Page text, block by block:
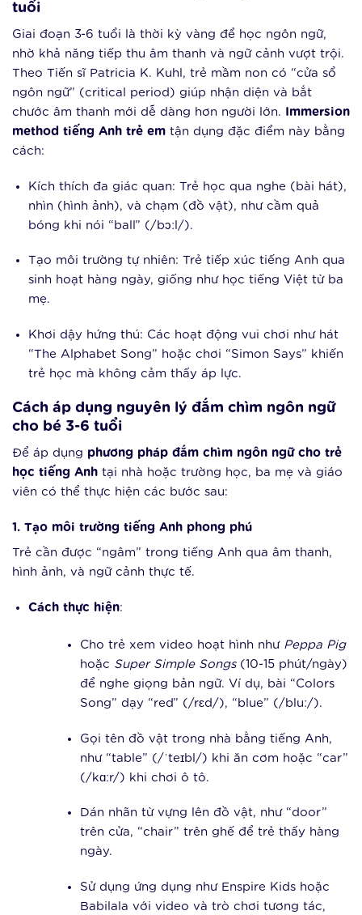
tuổi
Giai đoạn 3-6 tuổi là thời kỳ vàng để học ngôn ngữ,
nhờ khả năng tiếp thu âm thanh và ngữ cảnh vượt trội.
Theo Tiến sĩ Patricia K. Kuhl, trẻ mầm non có “cửa sổ
ngôn ngữ” (critical period) giúp nhận diện và bắt
chước âm thanh mới dễ dàng hơn người lớn. Immersion
method tiếng Anh trẻ em tận dụng đặc điểm này bằng
cách:
Kích thích đa giác quan: Trẻ học qua nghe (bài hát),
nhìn (hình ảnh), và chạm (đồ vật), như cầm quả
bóng khi nói “ball” (/bɔːl/).
Tạo môi trường tự nhiên: Trẻ tiếp xúc tiếng Anh qua
sinh hoạt hàng ngày, giống như học tiếng Việt từ ba
mẹ.
Khơi dậy hứng thú: Các hoạt động vui chơi như hát
“The Alphabet Song” hoặc chơi “Simon Says” khiến
trẻ học mà không cảm thấy áp lực.
Cách áp dụng nguyên lý đắm chìm ngôn ngữ
cho bé 3-6 tuổi
Để áp dụng phương pháp đắm chìm ngôn ngữ cho trẻ
học tiếng Anh tại nhà hoặc trường học, ba mẹ và giáo
viên có thể thực hiện các bước sau:
1. Tạo môi trường tiếng Anh phong phú
Trẻ cần được “ngâm” trong tiếng Anh qua âm thanh,
hình ảnh, và ngữ cảnh thực tế.
Cách thực hiện:
Cho trẻ xem video hoạt hình như Peppa Pig
hoặc Super Simple Songs(10-15 phút/ngày)
để nghe giọng bản ngữ. Ví dụ, bài “Colors
Song” dạy “red” (/rɛd/), “blue” (/bluː/).
Gọi tên đồ vật trong nhà bằng tiếng Anh,
như “table” (/ˈteɪbl/) khi ăn cơm hoặc “car”
(/kɑːr/) khi chơi ô tô.
Dán nhãn từ vựng lên đồ vật, như “door”
trên cửa, “chair” trên ghế để trẻ thấy hàng
ngày.
Sử dụng ứng dụng như Enspire Kids hoặc
Babilala với video và trò chơi tương tác,